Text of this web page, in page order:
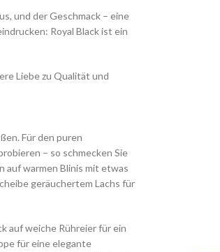
und der Geschmack – eine
Royal Black ist ein
Liebe zu Qualität und
Für den puren
– so schmecken Sie
auf warmen Blinis mit etwas
geräuchertem Lachs für
auf weiche Rühreier für ein
für eine elegante